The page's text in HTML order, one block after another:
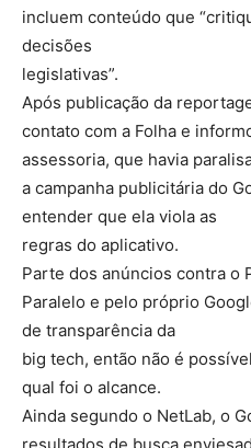
incluem conteúdo que
decisões
legislativas”.
Após publicação da
contato com a Folha e
assessoria, que havia
a campanha publicitária do
entender que ela viola as
regras do aplicativo.
Parte dos anúncios contra o
Paralelo e pelo próprio
de transparência da
big tech, então não é
qual foi o alcance.
Ainda segundo o NetLab, o